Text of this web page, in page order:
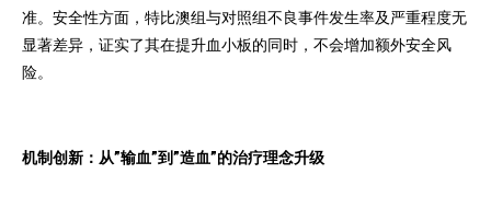
准。安全性方面，特比澳组与对照组不良事件发生率及严重程度无
显著差异，证实了其在提升血小板的同时，不会增加额外安全风
险。
机制创新：从”输血”到”造血”的治疗理念升级